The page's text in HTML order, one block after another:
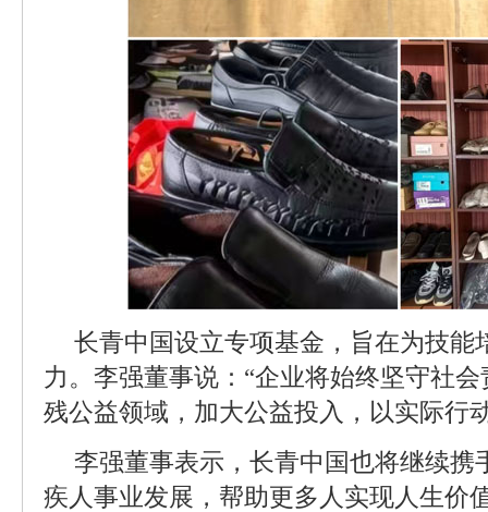
长青中国设立专项基金，旨在为技能
力。李强董事说：“企业将始终坚守社
残公益领域，加大公益投入，以实际行
李强董事表示，长青中国也将继续携
疾人事业发展，帮助更多人实现人生价